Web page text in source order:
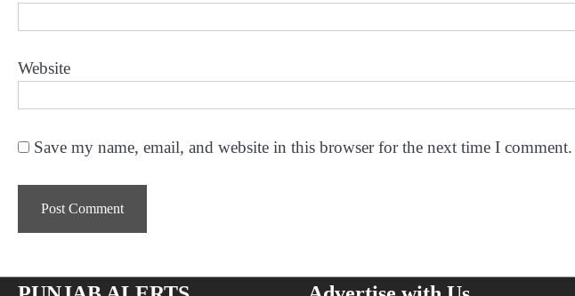
Website
Save my name, email, and website in this browser for the next time I comment.